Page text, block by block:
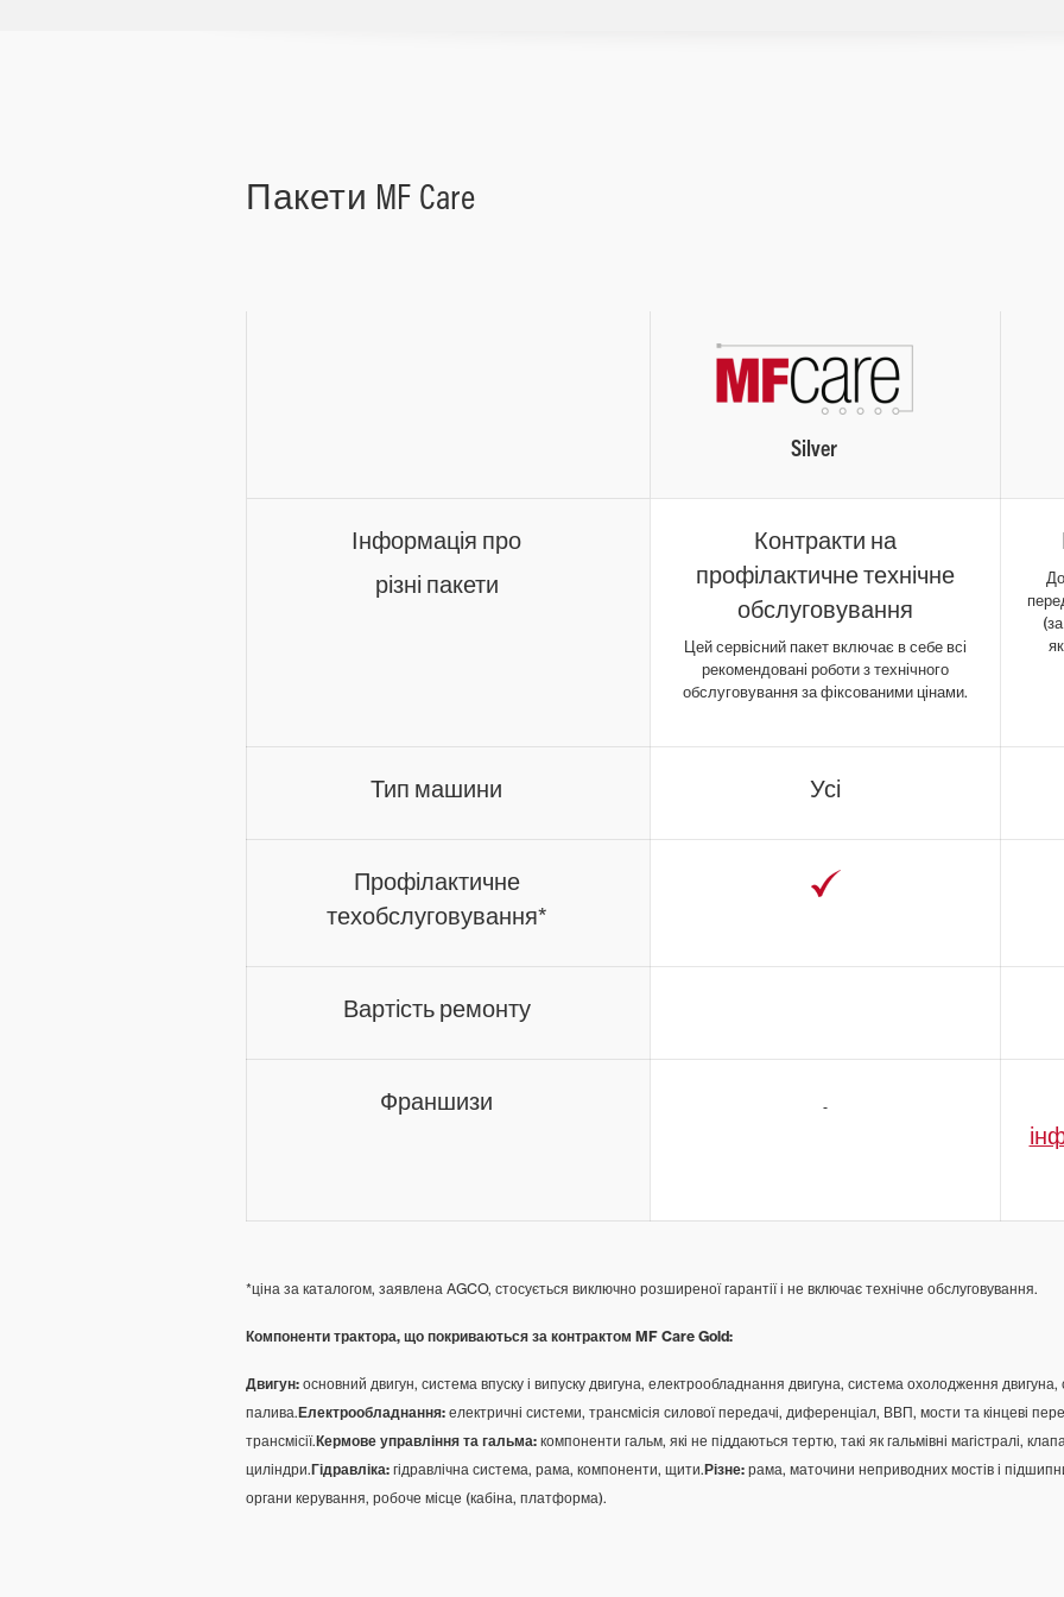
Пакети MF Care
Silver
Інформація про
різні пакети
Контракти на
профілактичне технічне
обслуговування
Цей сервісний пакет включає в себе всі
рекомендовані роботи з технічного
обслуговування за фіксованими цінами.
Тип машини Усі
Профілактичне
техобслуговування*
Вартість ремонту
Франшизи
*ціна за каталогом, заявлена AGCO, стосується виключно розширеної гарантії і не включає технічне обслуговування.
Компоненти трактора, що покриваються за контрактом MF Care Gold:
Двигун: основний двигун, система впуску і випуску двигуна, електрообладнання двигуна, система охолодження двигуна,
палива.Електрообладнання: електричні системи, трансмісія силової передачі, диференціал, ВВП, мости та кінцеві
трансмісії.Кермове управління та гальма: компоненти гальм, які не піддаються тертю, такі як гальмівні магістралі,
циліндри.Гідравліка: гідравлічна система, рама, компоненти, щити.Різне: рама, маточини неприводних мостів і
органи керування, робоче місце (кабіна, платформа).